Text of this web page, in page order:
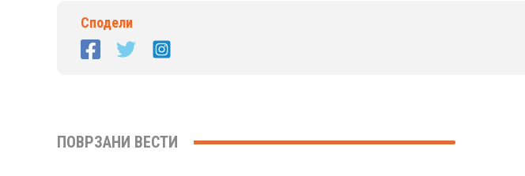
Сподели
ПОВРЗАНИ ВЕСТИ